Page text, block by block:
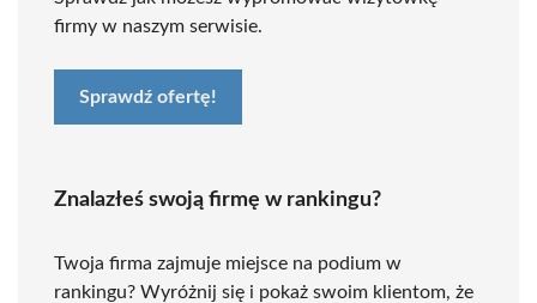
firmy w naszym serwisie.
Sprawdź ofertę!
Znalazłeś swoją firmę w rankingu?
Twoja firma zajmuje miejsce na podium w
rankingu? Wyróżnij się i pokaż swoim klientom, że